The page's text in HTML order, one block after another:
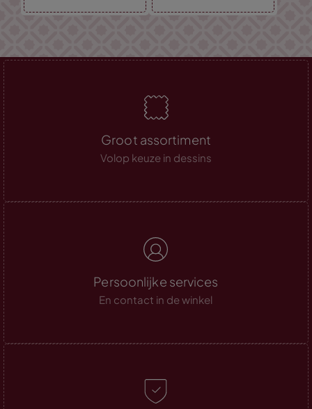
Groot assortiment
Volop keuze in dessins
Persoonlijke services
En contact in de winkel